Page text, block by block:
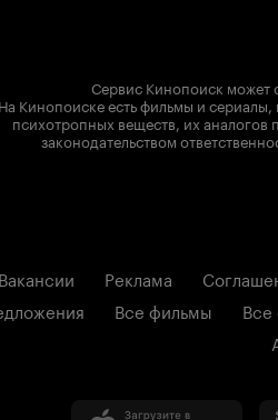
Сервис Кинопоиск может
На Кинопоиске есть фильмы и
психотропных веществ, их
законодательством
Вакансии Реклама
Все фильмы Все